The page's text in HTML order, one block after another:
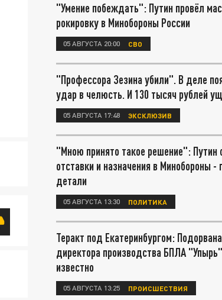
"Умение побеждать": Путин провёл
рокировку в Минобороны России
05 АВГУСТА 20:00 СВО
"Профессора Зезина убили". В деле
удар в челюсть. И 130 тысяч рублей
05 АВГУСТА 17:48 ЭКСКЛЮЗИВ
"Мною принято такое решение": Путин
отставки и назначения в Минобороны -
детали
05 АВГУСТА 13:30 ПОЛИТИКА
Теракт под Екатеринбургом:
директора производства БПЛА
известно
05 АВГУСТА 13:25 ПРОИСШЕСТВИЯ